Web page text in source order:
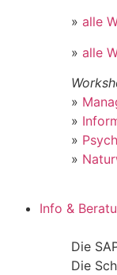
» alle
» alle
»
»
»
»
Info &
Die
Die